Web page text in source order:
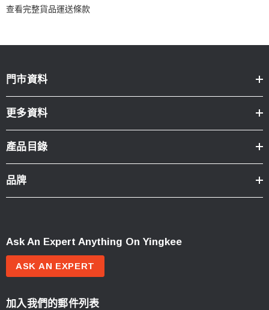
查看完整貨品運送條款
門市資料
更多資料
產品目錄
品牌
Ask An Expert Anything On Yingkee
ASK AN EXPERT
加入我們的郵件列表